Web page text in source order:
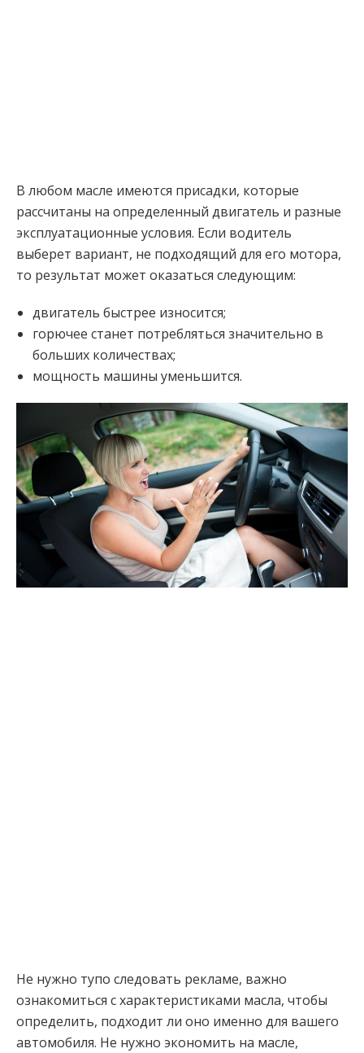
В любом масле имеются присадки, которые
рассчитаны на определенный двигатель и разные
эксплуатационные условия. Если водитель
выберет вариант, не подходящий для его мотора,
то результат может оказаться следующим:
двигатель быстрее износится;
горючее станет потребляться значительно в
больших количествах;
мощность машины уменьшится.
Не нужно тупо следовать рекламе, важно
ознакомиться с характеристиками масла, чтобы
определить, подходит ли оно именно для вашего
автомобиля. Не нужно экономить на масле,